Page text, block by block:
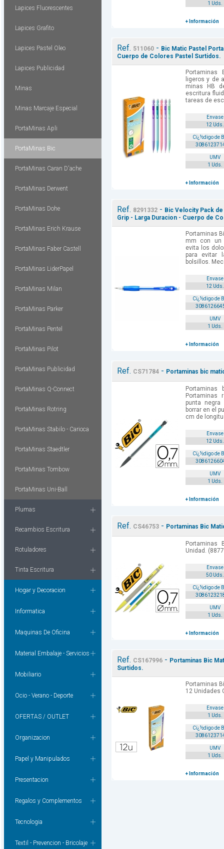
Lapices Fluorescentes
Lapices Grafito
Lapices Pastel Oleo
Lapices Publicidad
Minas
Minas Marcaje Especial
PortaMinas Apli
PortaMinas Bic
PortaMinas Caran D'ache
PortaMinas Derwent
PortaMinas Dohe
PortaMinas Erich Krause
PortaMinas Faber Castell
PortaMinas LiderPapel
PortaMinas Milan
PortaMinas Parker
PortaMinas Pentel
PortaMinas Pilot
PortaMinas Publicidad
PortaMinas Q-Connect
PortaMinas Rotring
PortaMinas Stabilo - Carioca
PortaMinas Staedtler
PortaMinas Tombow
PortaMinas Uni-Ball
Plumas
Recambios Escritura
Rotuladores
Tinta Escritura
Hogar y Decoracion
Informatica
Maquinas De Oficina
Material Embalaje - Servicios
Mobiliario
Ocio - Verano - Deporte
OFERTAS / OUTLET
Organizacion
Papel y Manipulados
Presentacion
Regalos y Complementos
Tecnologia
Textil - Prevencion - Bricolaje
1 Uds.
+ Información
Ref. 511060- Bic Matic Pastel
Cuerpo de Colores Pastel Surtidos.
Portaminas
ligeros y de
minas HB
escritura
tareas de
Envase
12 Uds.
Cï¿½digo de
UMV
1 Uds.
+ Información
Ref. 8291332- Bic Velocity Pack
Grip - Larga Duracion - Cuerpo de
Portaminas
mm con un
evita los
para evitar
bolsillos.
Envase
12 Uds.
Cï¿½digo de
UMV
1 Uds.
+ Información
Ref. CS71784- Portaminas bic
Portaminas
punta
borrar en el
cm de
Envase
12 Uds.
Cï¿½digo de
UMV
1 Uds.
+ Información
Ref. CS46753- Portaminas Bic
Portaminas
Unidad.
Envase
50 Uds.
Cï¿½digo de
UMV
1 Uds.
+ Información
Ref. CS167996- Portaminas Bic
Surtidos.
Portaminas
12 Unidades
Envase
1 Uds.
Cï¿½digo de
UMV
1 Uds.
+ Información